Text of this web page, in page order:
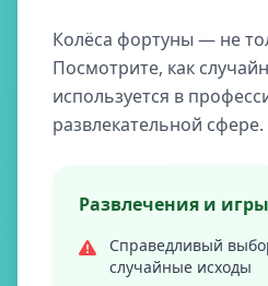
Колёса фортуны — не
Посмотрите, как
используется в
развлекательной сфере.
Развлечения и игры
Справедливый
случайные исходы